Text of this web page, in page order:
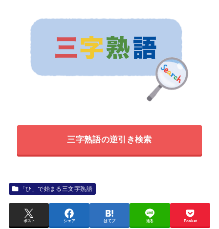
三字熟語の逆引き検索
「ひ」で始まる三文字熟語
ポスト シェア はてブ 送る Pocket